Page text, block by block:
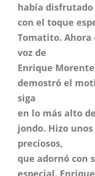
había disfrutado
con el toque
Tomatito. Ahora
voz de
Enrique
demostró el
siga
en lo más alto
jondo. Hizo
preciosos,
que adornó con
especial.